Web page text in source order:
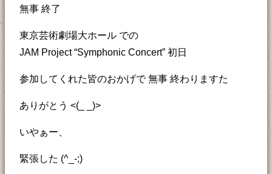
無事 終了
東京芸術劇場大ホール での
JAM Project “Symphonic Concert” 初日
参加してくれた皆のおかげで 無事 終わりますた
ありがとう <(_ _)>
いやぁー、
緊張した (^_-;)